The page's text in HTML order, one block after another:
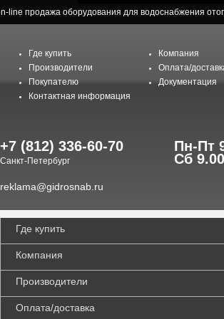
line продажа оборудования для водоснабжения
Где купить
Компания
Производители
Оплата/
Покупателю
Документация
Контактная информация
+7 (812) 336-60-70
Санкт-Петербург
Пн-Пт
Сб
reklama@gidrosnab.ru
Где купить
Компания
Производители
Оплата/доставка